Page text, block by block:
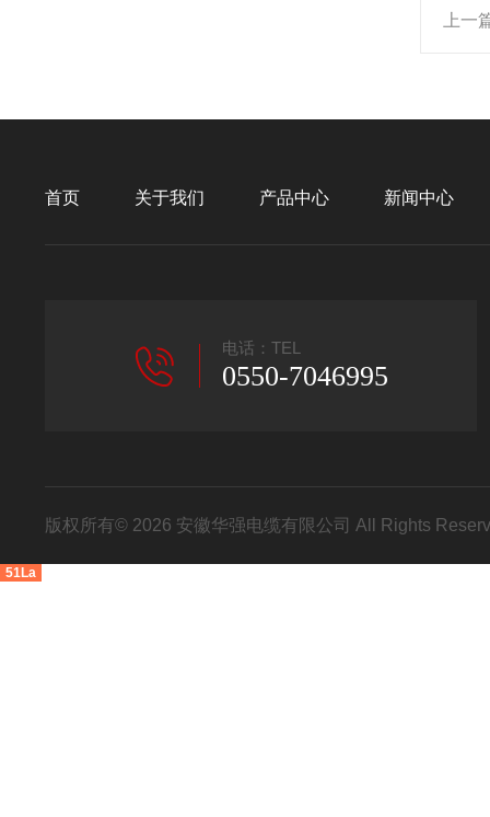
上一
首页 关于我们 产品中心 新闻中心
电话：TEL
0550-7046995
版权所有© 2026 安徽华强电缆有限公司 All Rights
51La